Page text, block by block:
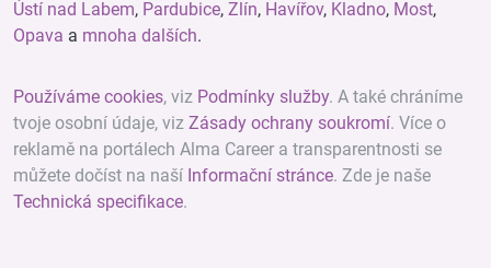
Ústí nad Labem, Pardubice, Zlín, Havířov, Kladno, Most,
Opava a mnoha dalších.
Používáme cookies, viz Podmínky služby. A také chráníme
tvoje osobní údaje, viz Zásady ochrany soukromí. Více o
reklamě na portálech Alma Career a transparentnosti se
můžete dočíst na naší Informační stránce. Zde je naše
Technická specifikace.